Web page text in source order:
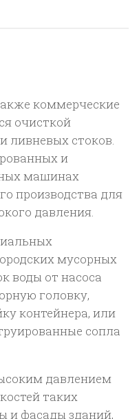
коммерческие
очисткой
ливневых стоков.
и
машинах
производства для
давления.
мусорных
воды от насоса
головку,
контейнера, или
сопла
давлением
таких
и фасады зданий,